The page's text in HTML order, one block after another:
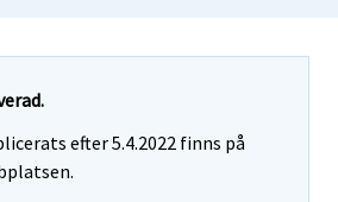
efter 5.4.2022 finns på